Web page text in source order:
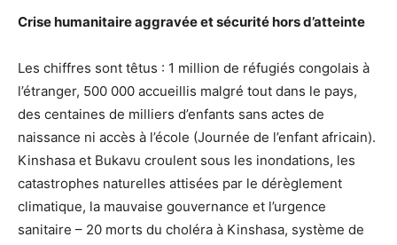
Crise humanitaire aggravée et sécurité hors d’atteinte
Les chiffres sont têtus : 1 million de réfugiés congolais à
l’étranger, 500 000 accueillis malgré tout dans le pays,
des centaines de milliers d’enfants sans actes de
naissance ni accès à l’école (Journée de l’enfant africain).
Kinshasa et Bukavu croulent sous les inondations, les
catastrophes naturelles attisées par le dérèglement
climatique, la mauvaise gouvernance et l’urgence
sanitaire – 20 morts du choléra à Kinshasa, système de